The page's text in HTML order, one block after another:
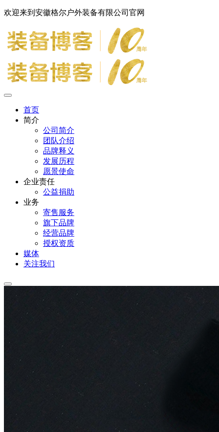
欢迎来到安徽格尔户外装备有限公司官网
首页
简介
公司简介
团队介绍
品牌释义
发展历程
愿景使命
企业责任
公益捐助
业务
寄售服务
旗下品牌
经营品牌
授权资质
媒体
关注我们